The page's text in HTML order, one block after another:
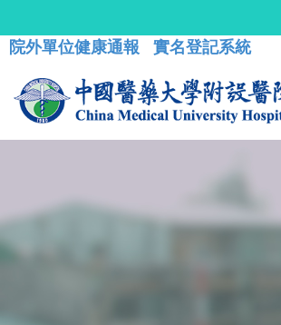
院外單位健康通報 實名登記系統